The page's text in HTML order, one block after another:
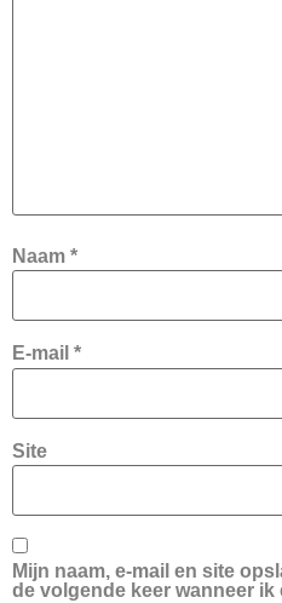
Naam *
E-mail *
Site
Mijn naam, e-mail en site
de volgende keer wanneer ik